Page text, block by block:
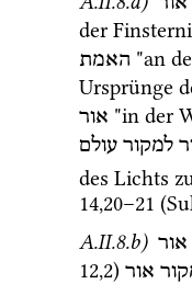
der
האמת "an
Ursprünge
אור "in der
למקור עולם
des Lichts
14,20–21 (
A.II.8.b)
12,2) אור